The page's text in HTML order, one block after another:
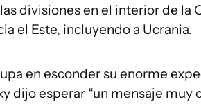
divisiones en el interior de la
el Este, incluyendo a Ucrania.
en esconder su enorme
dijo esperar “un mensaje muy